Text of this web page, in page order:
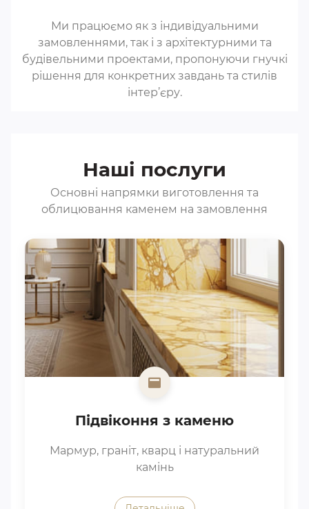
Ми працюємо як з індивідуальними
замовленнями, так і з архітектурними та
будівельними проектами, пропонуючи гнучкі
рішення для конкретних завдань та стилів
інтер’єру.
Наші послуги
Основні напрямки виготовлення та
облицювання каменем на замовлення
Підвіконня з каменю
Мармур, граніт, кварц і натуральний
камінь